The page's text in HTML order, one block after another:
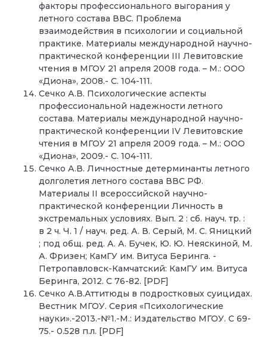
факторы профессионального выгорания у
летного состава ВВС. Проблема
взаимодействия в психологии и социальной
практике. Материалы международной научно-
практической конференции III Левитовские
чтения в МГОУ 21 апреля 2008 года. – М.: ООО
«Диона», 2008.- С. 104-111.
Сечко А.В. Психологические аспекты
профессиональной надежности летного
состава. Материалы международной научно-
практической конференции IV Левитовские
чтения в МГОУ 21 апреля 2009 года. – М.: ООО
«Диона», 2009.- С. 104-111.
Сечко А.В. Личностные детерминанты летного
долголетия летного состава ВВС РФ.
Материалы II всероссийской научно-
практической конференции Личность в
экстремальных условиях. Вып. 2 : сб. науч. тр. :
в 2 ч. Ч. 1 / науч. ред. А. В. Серый, М. С. Яницкий
; под общ. ред. А. А. Бучек, Ю. Ю. Неяскиной, М.
А. Фризен; КамГУ им. Витуса Беринга. -
Петропавловск-Камчатский: КамГУ им. Витуса
Беринга, 2012. С 76-82. [PDF]
Сечко А.В.Аттитюды в подростковых суицидах.
Вестник МГОУ. Серия «Психологические
науки».-2013.-№1.-М.: Издательство МГОУ. С 69-
75.- 0.528 п.л. [PDF]